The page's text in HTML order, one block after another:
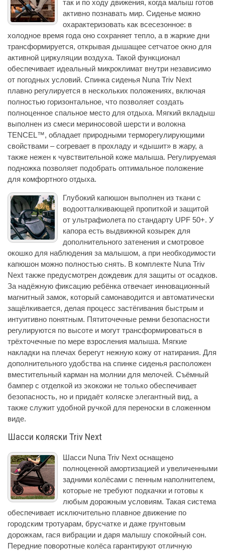
так и по ходу движения, когда малыш готов
активно познавать мир. Сиденье можно
охарактеризовать как всесезонное: в
холодное время года оно сохраняет тепло, а в жаркие дни
трансформируется, открывая дышащее сетчатое окно для
активной циркуляции воздуха. Такой функционал
обеспечивает идеальный микроклимат внутри независимо
от погодных условий. Спинка сиденья Nuna Triv Next
плавно регулируется в нескольких положениях, включая
полностью горизонтальное, что позволяет создать
полноценное спальное место для отдыха. Мягкий вкладыш
выполнен из смеси мериносовой шерсти и волокна
TENCEL™, обладает природными терморегулирующими
свойствами – согревает в прохладу и «дышит» в жару, а
также нежен к чувствительной коже малыша. Регулируемая
подножка позволяет подобрать оптимальное положение
для комфортного отдыха.
Глубокий капюшон выполнен из ткани с
водоотталкивающей пропиткой и защитой
от ультрафиолета по стандарту UPF 50+. У
капора есть выдвижной козырек для
дополнительного затенения и смотровое
окошко для наблюдения за малышом, а при необходимости
капюшон можно полностью снять. В комплекте Nuna Triv
Next также предусмотрен дождевик для защиты от осадков.
За надёжную фиксацию ребёнка отвечает инновационный
магнитный замок, который самонаводится и автоматически
защёлкивается, делая процесс застёгивания быстрым и
интуитивно понятным. Пятиточечные ремни безопасности
регулируются по высоте и могут трансформироваться в
трёхточечные по мере взросления малыша. Мягкие
накладки на плечах берегут нежную кожу от натирания. Для
дополнительного удобства на спинке сиденья расположен
вместительный карман на молнии для мелочей. Съёмный
бампер с отделкой из экокожи не только обеспечивает
безопасность, но и придаёт коляске элегантный вид, а
также служит удобной ручкой для переноски в сложенном
виде.
Шасси коляски Triv Next
Шасси Nuna Triv Next оснащено
полноценной амортизацией и увеличенными
задними колёсами с пенным наполнителем,
которые не требуют подкачки и готовы к
любым дорожным условиям. Такая система
обеспечивает исключительно плавное движение по
городским тротуарам, брусчатке и даже грунтовым
дорожкам, гася вибрации и даря малышу спокойный сон.
Передние поворотные колёса гарантируют отличную